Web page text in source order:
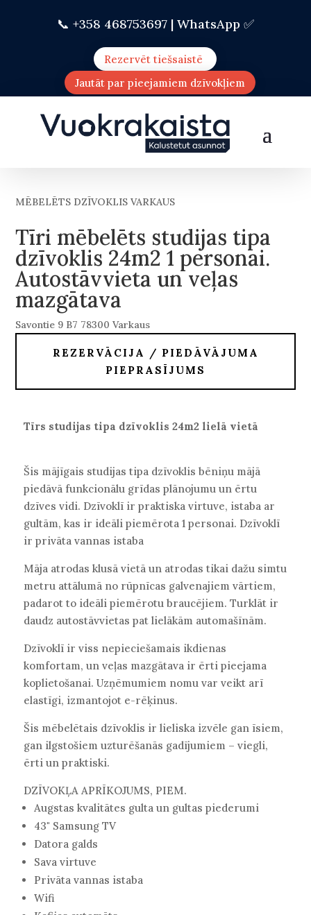
📞 +358 468753697 | WhatsApp ✅
Rezervēt tiešsaistē
Jautāt par pieejamiem dzīvokļiem
MĒBELĒTS DZĪVOKLIS VARKAUS
Tīri mēbelēts studijas tipa
dzīvoklis 24m2 1 personai.
Autostāvvieta un veļas
mazgātava
Savontie 9 B7 78300 Varkaus
REZERVĀCIJA / PIEDĀVĀJUMA
PIEPRASĪJUMS
Tīrs studijas tipa dzīvoklis 24m2 lielā vietā
Šis mājīgais studijas tipa dzīvoklis bēniņu mājā
piedāvā funkcionālu grīdas plānojumu un ērtu
dzīves vidi. Dzīvoklī ir praktiska virtuve, istaba ar
gultām, kas ir ideāli piemērota 1 personai. Dzīvoklī
ir privāta vannas istaba
Māja atrodas klusā vietā un atrodas tikai dažu simtu
metru attālumā no rūpnīcas galvenajiem vārtiem,
padarot to ideāli piemērotu braucējiem. Turklāt ir
daudz autostāvvietas pat lielākām automašīnām.
Dzīvoklī ir viss nepieciešamais ikdienas
komfortam, un veļas mazgātava ir ērti pieejama
koplietošanai. Uzņēmumiem nomu var veikt arī
elastīgi, izmantojot e-rēķinus.
Šis mēbelētais dzīvoklis ir lieliska izvēle gan īsiem,
gan ilgstošiem uzturēšanās gadījumiem – viegli,
ērti un praktiski.
DZĪVOKĻA APRĪKOJUMS, PIEM.
Augstas kvalitātes gulta un gultas piederumi
43" Samsung TV
Datora galds
Sava virtuve
Privāta vannas istaba
Wifi